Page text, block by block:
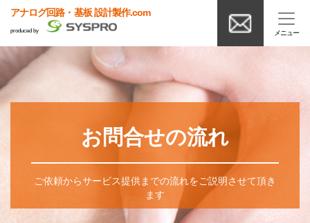
アナログ回路・基板 設計製作.com
produced by
お問合せの流れ
ご依頼からサービス提供までの流れをご説明させて頂き
ます